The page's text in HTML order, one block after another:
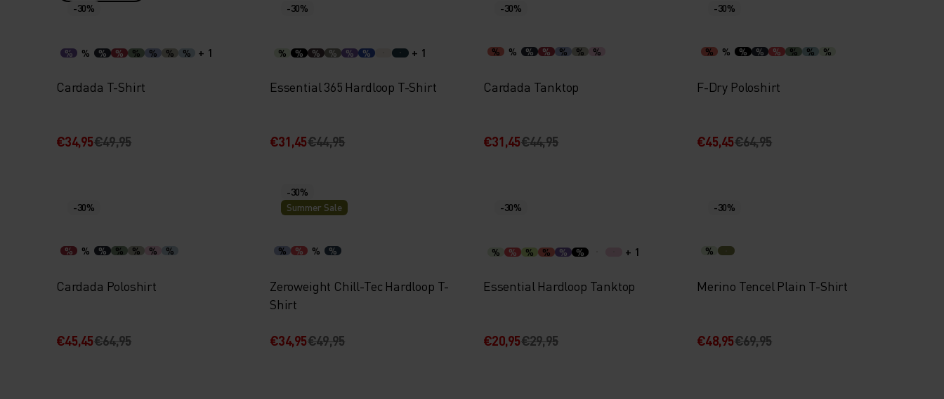
-30%
% % % % % % % % + 1
Cardada T-Shirt
€34,95€49,95
-30%
% % % % % % + 1
Essential 365 Hardloop T-Shirt
€31,45€44,95
-30%
% % % % % % %
Cardada Tanktop
€31,45€44,95
-30%
% % % % % % % %
F-Dry Poloshirt
€45,45€64,95
-30%
% % % % % % %
Cardada Poloshirt
€45,45€64,95
-30%
Summer Sale
% % % %
Zeroweight Chill-Tec Hardloop T-
Shirt
€34,95€49,95
-30%
% % % % % % + 1
Essential Hardloop Tanktop
€20,95€29,95
-30%
%
Merino Tencel Plain T-Shirt
€48,95€69,95